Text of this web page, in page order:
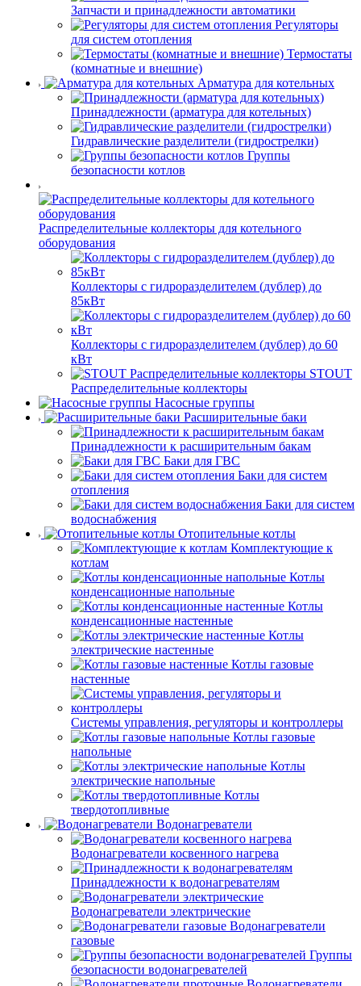
Запчасти и принадлежности автоматики
Регуляторы
для систем отопления
Термостаты
(комнатные и внешние)
Арматура для котельных
Принадлежности (арматура для котельных)
Гидравлические разделители (гидрострелки)
Группы
безопасности котлов
Распределительные коллекторы для котельного
оборудования
Коллекторы с гидроразделителем (дублер) до
85кВт
Коллекторы с гидроразделителем (дублер) до 60
кВт
STOUT
Распределительные коллекторы
Насосные группы
Расширительные баки
Принадлежности к расширительным бакам
Баки для ГВС
Баки для систем
отопления
Баки для систем
водоснабжения
Отопительные котлы
Комплектующие к
котлам
Котлы
конденсационные напольные
Котлы
конденсационные настенные
Котлы
электрические настенные
Котлы газовые
настенные
Системы управления, регуляторы и контроллеры
Котлы газовые
напольные
Котлы
электрические напольные
Котлы
твердотопливные
Водонагреватели
Водонагреватели косвенного нагрева
Принадлежности к водонагревателям
Водонагреватели электрические
Водонагреватели
газовые
Группы
безопасности водонагревателей